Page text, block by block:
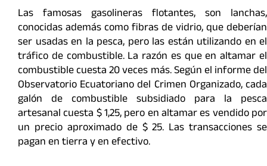
Las famosas gasolineras flotantes, son lanchas,
conocidas además como fibras de vidrio, que deberían
ser usadas en la pesca, pero las están utilizando en el
tráfico de combustible. La razón es que en altamar el
combustible cuesta 20 veces más. Según el informe del
Observatorio Ecuatoriano del Crimen Organizado, cada
galón de combustible subsidiado para la pesca
artesanal cuesta $ 1,25, pero en altamar es vendido por
un precio aproximado de $ 25. Las transacciones se
pagan en tierra y en efectivo.